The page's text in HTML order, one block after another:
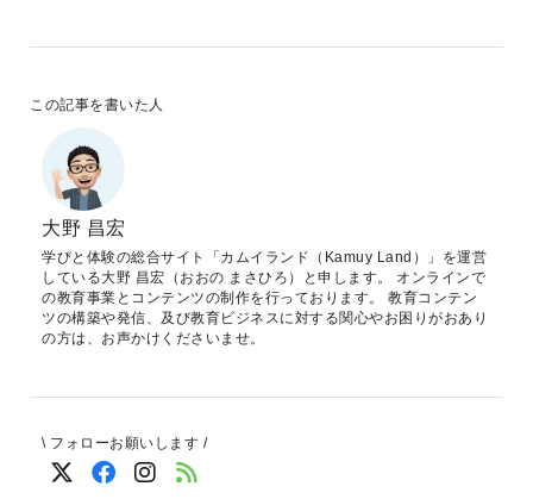
この記事を書いた人
大野 昌宏
学びと体験の総合サイト「カムイランド（Kamuy Land）」を運営
している大野 昌宏（おおの まさひろ）と申します。 オンラインで
の教育事業とコンテンツの制作を行っております。 教育コンテン
ツの構築や発信、及び教育ビジネスに対する関心やお困りがおあり
の方は、お声かけくださいませ。
\ フォローお願いします /